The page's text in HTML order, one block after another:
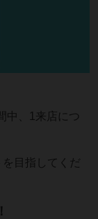
中、1来店につ
目指してくだ